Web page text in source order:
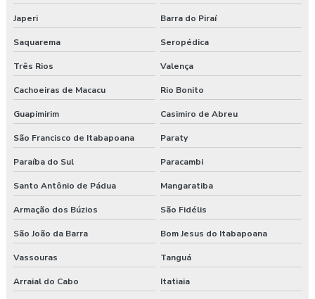
Consultoria em segurança do trabalho e meio ambiente
Consultoria e segurança no trabalho
Curso esocial para segurança do trabalho
Curso de nr 17
Curso nr 31
Curso segurança do trabalho
Empresa de consultoria em saúde e segurança do trabalho
Empresa de consultoria técnico de segurança do trabalho
Empresa especializada em segurança do trabalho
Japeri Barra do Piraí
Saquarema Seropédica
Três Rios Valença
Cachoeiras de Macacu Rio Bonito
Guapimirim Casimiro de Abreu
São Francisco de Itabapoana Paraty
Paraíba do Sul Paracambi
Santo Antônio de Pádua Mangaratiba
Armação dos Búzios São Fidélis
São João da Barra Bom Jesus do Itabapoana
Vassouras Tanguá
Arraial do Cabo Itatiaia